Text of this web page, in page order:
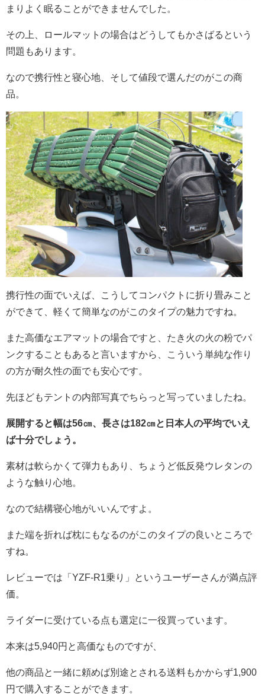
まりよく眠ることができませんでした。
その上、ロールマットの場合はどうしてもかさばるという
問題もあります。
なので携行性と寝心地、そして値段で選んだのがこの商
品。
携行性の面でいえば、こうしてコンパクトに折り畳みこと
ができて、軽くて簡単なのがこのタイプの魅力ですね。
また高価なエアマットの場合ですと、たき火の火の粉でパ
ンクすることもあると言いますから、こういう単純な作り
の方が耐久性の面でも安心です。
先ほどもテントの内部写真でちらっと写っていましたね。
展開すると幅は56㎝、長さは182㎝と日本人の平均でいえ
ば十分でしょう。
素材は軟らかくて弾力もあり、ちょうど低反発ウレタンの
ような触り心地。
なので結構寝心地がいいんですよ。
また端を折れば枕にもなるのがこのタイプの良いところで
すね。
レビューでは「YZF-R1乗り」というユーザーさんが満点評
価。
ライダーに受けている点も選定に一役買っています。
本来は5,940円と高価なものですが、
他の商品と一緒に頼めば別途とされる送料もかからず1,900
円で購入することができます。